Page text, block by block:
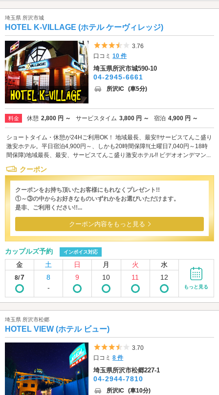
埼玉県 所沢市城
HOTEL K-VILLAGE (ホテル ケーヴィレッジ)
5つ星のうち3.5
3.76
口コミ10 件
埼玉県所沢市城590-10
04-2945-6661
所沢IC (車5分)
料金 休憩 2,800 円 ～ サービスタイム 3,800 円 ～ 宿泊 4,900 円 ～
ショートタイム・休憩が24Hご利用OK！ 地域最長、最安!!サービスてんこ盛り
激安ホテル。平日宿泊4,900円～、しかも20時間保障!!(土曜日7,040円～18時
間保障)地域最長、最安、サービスてんこ盛り激安ホテル!! ビデオオンデマン...
クーポン
クーポンをお持ち頂いたお客様にもれなくプレゼント!!
①～③の中からお好きなものいずれかをお選びいただけます。
是非、ご利用ください!!...
クーポン内容をもっと見る
カップルズ予約 インボイス対応
金 土 日 月 火 水
8/7
8
-
9 10 11 12
もっと見る
埼玉県 所沢市松郷
HOTEL VIEW (ホテル ビュー)
5つ星のうち3.5
3.70
口コミ8 件
埼玉県所沢市松郷227-1
04-2944-7810
所沢IC (車10分)